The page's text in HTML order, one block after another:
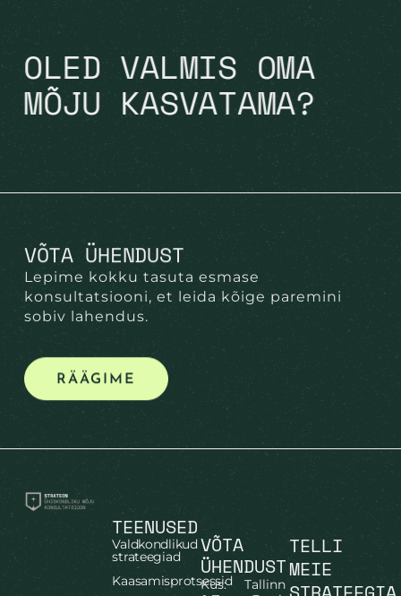
OLED VALMIS OMA
MÕJU KASVATAMA?
VÕTA ÜHENDUST
Lepime kokku tasuta esmase
konsultatsiooni, et leida kõige paremini
sobiv lahendus.
RÄÄGIME
TEENUSED
Valdkondlikud
strateegiad
Kaasamisprotsessid
VÕTA
ÜHENDUST
Kus: Tallinn
TELLI
MEIE